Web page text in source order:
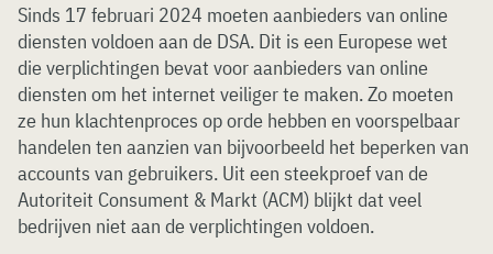
Sinds 17 februari 2024 moeten aanbieders van online
diensten voldoen aan de DSA. Dit is een Europese wet
die verplichtingen bevat voor aanbieders van online
diensten om het internet veiliger te maken. Zo moeten
ze hun klachtenproces op orde hebben en voorspelbaar
handelen ten aanzien van bijvoorbeeld het beperken van
accounts van gebruikers. Uit een steekproef van de
Autoriteit Consument & Markt (ACM) blijkt dat veel
bedrijven niet aan de verplichtingen voldoen.